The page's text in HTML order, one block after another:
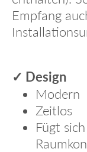
Empfang
✓ Design
Modern
Zeitlos
Fügt